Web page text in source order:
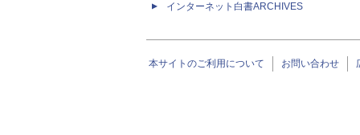
インターネット白書ARCHIVES
本サイトのご利用について お問い合わせ